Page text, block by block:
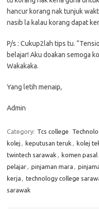
hancur korang nak tunjuk
nasib la kalau korang dapat
P/s : Cukup2lah tips tu.
belajar! Aku doakan semoga
Wakakaka.
Yang letih menaip,
Admin
Category: Tcs college
kolej , keputusan teruk , kolej
twintech sarawak , komen
pelajar, pinjaman mara ,
kerja , technology college
sarawak